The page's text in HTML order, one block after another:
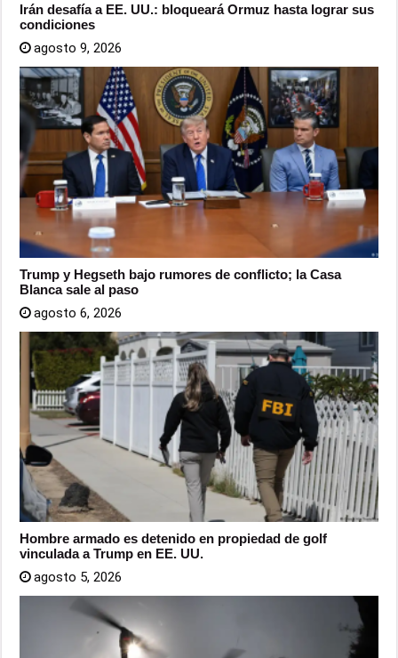
Irán desafía a EE. UU.: bloqueará Ormuz hasta lograr sus
condiciones
agosto 9, 2026
Trump y Hegseth bajo rumores de conflicto; la Casa
Blanca sale al paso
agosto 6, 2026
Hombre armado es detenido en propiedad de golf
vinculada a Trump en EE. UU.
agosto 5, 2026